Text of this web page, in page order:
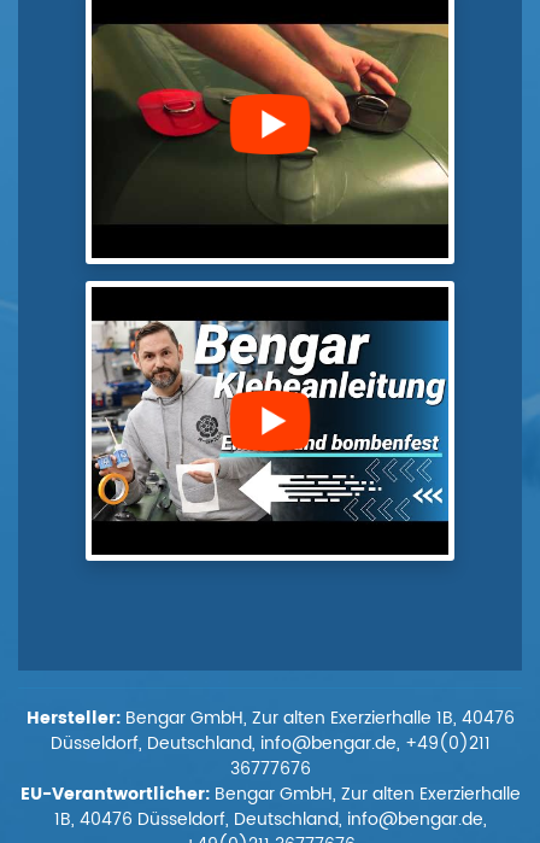
Hersteller:Bengar GmbH, Zur alten Exerzierhalle 1B, 40476
Düsseldorf, Deutschland, info@bengar.de, +49(0)211
36777676
EU-Verantwortlicher:Bengar GmbH, Zur alten Exerzierhalle
1B, 40476 Düsseldorf, Deutschland, info@bengar.de,